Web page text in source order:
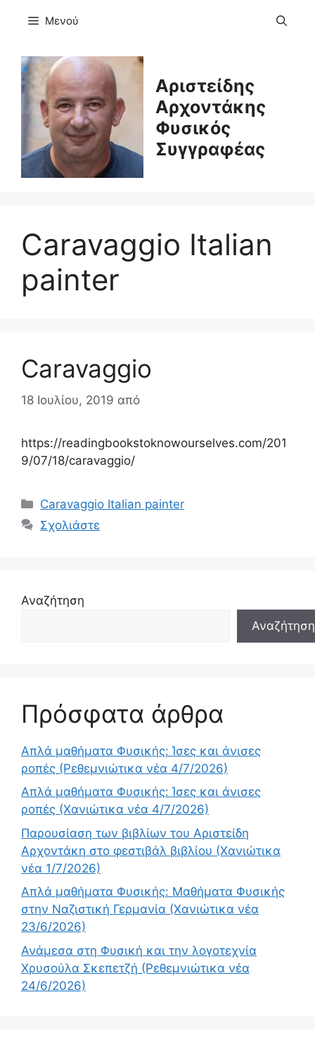
Μενού
Αριστείδης
Αρχοντάκης
Φυσικός
Συγγραφέας
Caravaggio Italian
painter
Caravaggio
18 Ιουλίου, 2019 από
https://readingbookstoknowourselves.com/201
9/07/18/caravaggio/
Κατηγορίες
Caravaggio Italian painter
Σχολιάστε
Αναζήτηση
Αναζήτηση
Πρόσφατα άρθρα
Απλά μαθήματα Φυσικής: Ίσες και άνισες
ροπές (Ρεθεμνιώτικα νέα 4/7/2026)
Απλά μαθήματα Φυσικής: Ίσες και άνισες
ροπές (Χανιώτικα νέα 4/7/2026)
Παρουσίαση των βιβλίων του Αριστείδη
Αρχοντάκη στο φεστιβάλ βιβλίου (Χανιώτικα
νέα 1/7/2026)
Απλά μαθήματα Φυσικής: Μαθήματα Φυσικής
στην Ναζιστική Γερμανία (Χανιώτικα νέα
23/6/2026)
Ανάμεσα στη Φυσική και την λογοτεχνία
Χρυσούλα Σκεπετζή (Ρεθεμνιώτικα νέα
24/6/2026)